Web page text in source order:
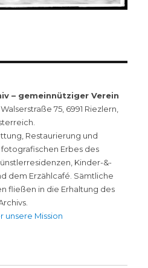
– gemeinnütziger Verein
75, 6991 Riezlern,
Restaurierung und
Erbes des
Kinder-&-
dem Erzählcafé. Sämtliche
fließen in die Erhaltung des
unsere Mission